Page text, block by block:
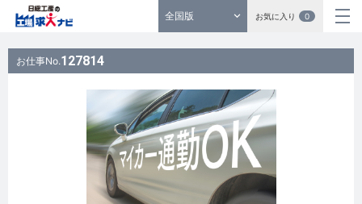
全国版 お気に入り 0
お仕事No.127814